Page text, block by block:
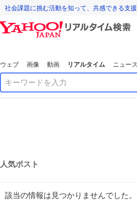
社会課題に挑む活動を知って、共感できる支
ウェブ 画像 動画 リアルタイム ニュース
人気ポスト
該当の情報は見つかりませんでした。